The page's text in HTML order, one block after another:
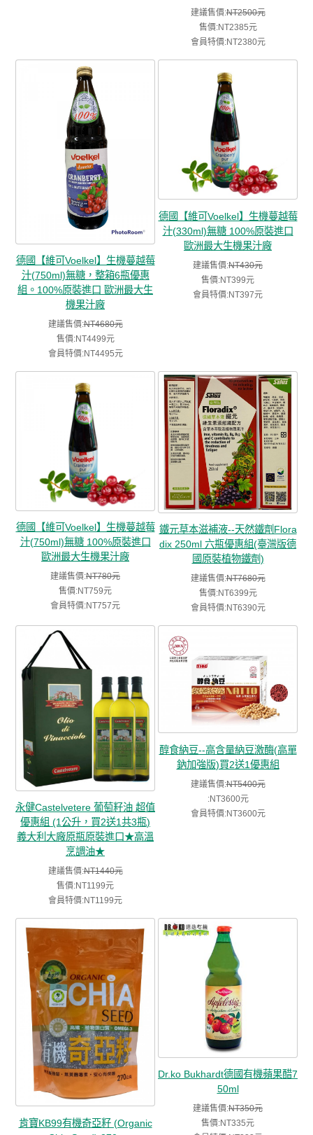
建議售價:NT2500元
售價:NT2385元
會員特價:NT2380元
德國【維可Voelkel】生機蔓越莓
汁(750ml)無糖，整箱6瓶優惠
組。100%原裝進口 歐洲最大生
機果汁廠
建議售價:NT4680元
售價:NT4499元
會員特價:NT4495元
德國【維可Voelkel】生機蔓越莓
汁(330ml)無糖 100%原裝進口
歐洲最大生機果汁廠
建議售價:NT430元
售價:NT399元
會員特價:NT397元
德國【維可Voelkel】生機蔓越莓
汁(750ml)無糖 100%原裝進口
歐洲最大生機果汁廠
建議售價:NT780元
售價:NT759元
會員特價:NT757元
鐵元草本滋補液--天然鐵劑Flora
dix 250ml 六瓶優惠組(臺灣版德
國原裝植物鐵劑)
建議售價:NT7680元
售價:NT6399元
會員特價:NT6390元
永健Castelvetere 葡萄籽油 超值
優惠組 (1公升，買2送1共3瓶)
義大利大廠原瓶原裝進口★高溫
烹調油★
建議售價:NT1440元
售價:NT1199元
會員特價:NT1199元
醇食納豆--高含量納豆激酶(高單
鈉加強版)買2送1優惠組
建議售價:NT5400元
:NT3600元
會員特價:NT3600元
肯寶KB99有機奇亞籽 (Organic
Dr.ko Bukhardt德國有機蘋果醋7
50ml
建議售價:NT350元
售價:NT335元